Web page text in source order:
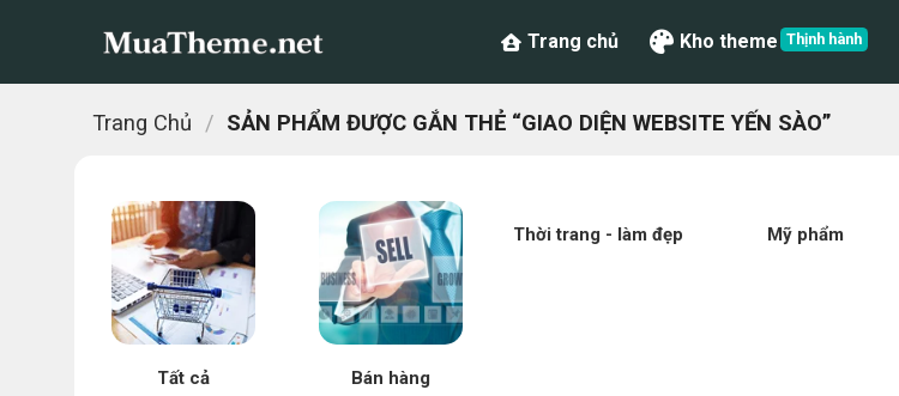
Trang chủ Kho theme
Trang Chủ / SẢN PHẨM ĐƯỢC GẮN THẺ “GIAO DIỆN WEBSITE YẾN SÀO”
Tất cả Bán hàng
Thời trang - làm đẹp Mỹ phẩm